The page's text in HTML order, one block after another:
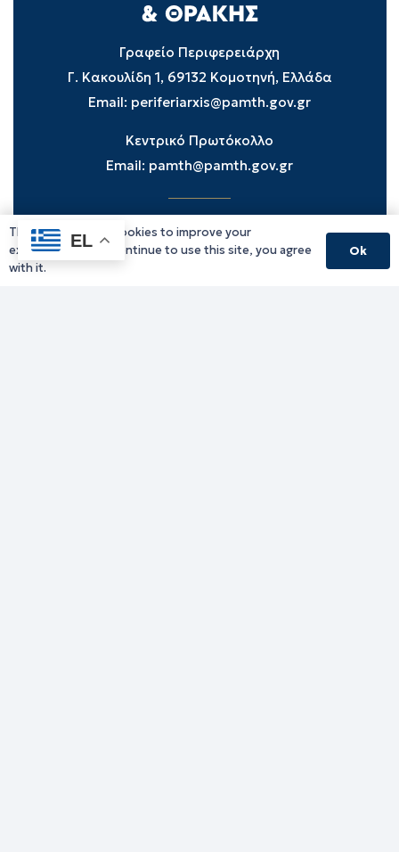
Γραφείο Περιφερειάρχη
Γ. Κακουλίδη 1, 69132 Κομοτηνή, Ελλάδα
Email: periferiarxis@pamth.gov.gr
Κεντρικό Πρωτόκολλο
Email: pamth@pamth.gov.gr
Υπηρεσίες Δράμας
Υπηρεσίες Καβάλας
EL
This website uses cookies to improve your
experience. If you continue to use this site, you agree
with it.
Ok